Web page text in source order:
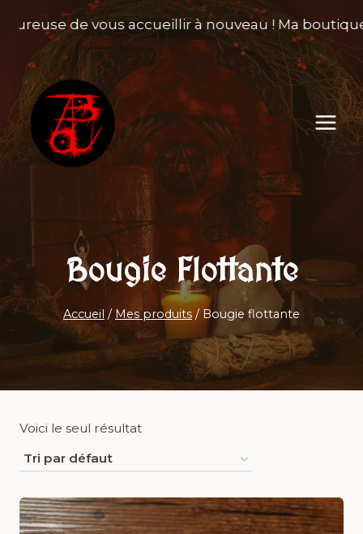
de vous accueillir à nouveau ! Ma
Bougie Flottante
Accueil / Mes produits / Bougie flottante
Voici le seul résultat